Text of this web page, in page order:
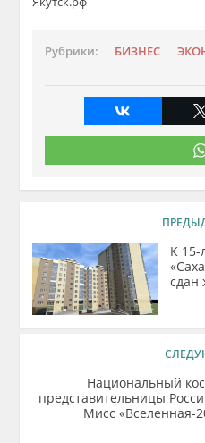
Рубрики: БИЗНЕС
​К 15-
сдан
Национальный
представительницы
Мисс «Вселенная-